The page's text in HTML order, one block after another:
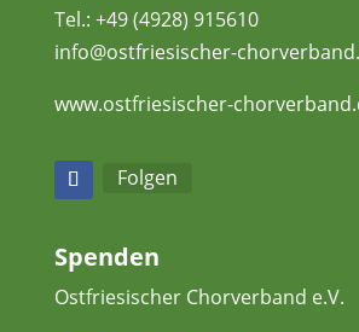
Tel.: +49 (4928) 915610
info@ostfriesischer-
www.ostfriesischer-
Folgen
Spenden
Ostfriesischer Chorverband e.V.